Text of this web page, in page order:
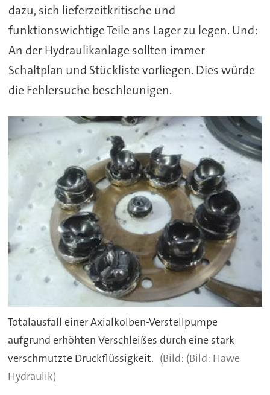
dazu, sich lieferzeitkritische und
funktionswichtige Teile ans Lager zu legen. Und:
An der Hydraulikanlage sollten immer
Schaltplan und Stückliste vorliegen. Dies würde
die Fehlersuche beschleunigen.
Totalausfall einer Axialkolben-Verstellpumpe
aufgrund erhöhten Verschleißes durch eine stark
verschmutzte Druckflüssigkeit.
(Bild: Hawe
Hydraulik)